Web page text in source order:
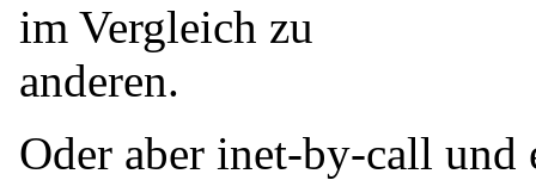
im Vergleich zu
anderen.
Oder aber inet-by-call und